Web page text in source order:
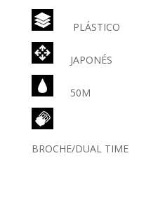
PLÁSTICO
JAPONÉS
50M
BROCHE/DUAL TIME